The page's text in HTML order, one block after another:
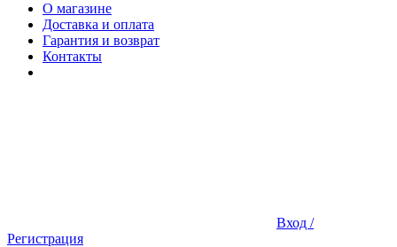
О магазине
Доставка и оплата
Гарантия и возврат
Контакты
Вход /
Регистрация